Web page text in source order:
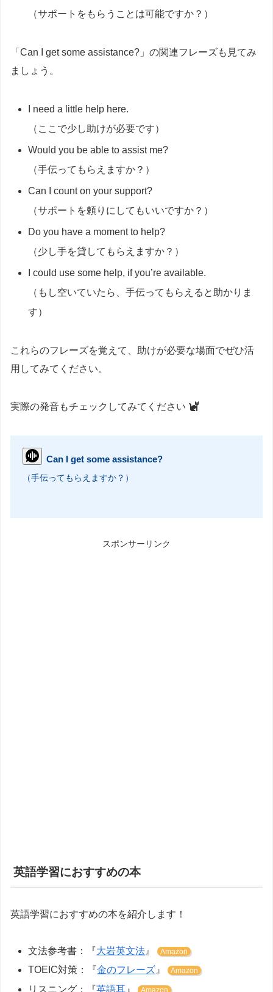
（サポートをもらうことは可能ですか？）
「Can I get some assistance?」の関連フレーズも見てみ
ましょう。
I need a little help here.
（ここで少し助けが必要です）
Would you be able to assist me?
（手伝ってもらえますか？）
Can I count on your support?
（サポートを頼りにしてもいいですか？）
Do you have a moment to help?
（少し手を貸してもらえますか？）
I could use some help, if you’re available.
（もし空いていたら、手伝ってもらえると助かりま
す）
これらのフレーズを覚えて、助けが必要な場面でぜひ活
用してみてください。
実際の発音もチェックしてみてください
Can I get some assistance?
（手伝ってもらえますか？）
スポンサーリンク
英語学習におすすめの本
英語学習におすすめの本を紹介します！
文法参考書：『大岩英文法 』 Amazon
TOEIC対策：『金のフレーズ』 Amazon
リスニング：『英語耳 』 Amazon